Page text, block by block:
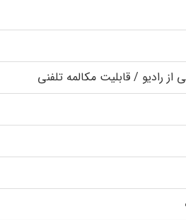
رادیو / قابلیت مکالمه تلفنی